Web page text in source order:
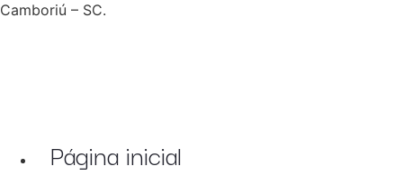
Camboriú – SC.
Página inicial